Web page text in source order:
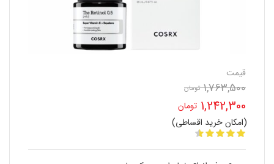
قیمت
1,763,500 تومان
اصلی
1,242,300 تومان
قیمت
فعلی
(امکان خرید اقساطی)